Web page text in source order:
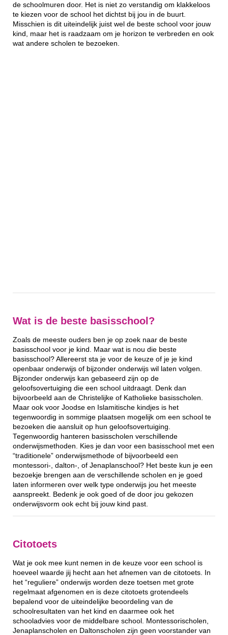
de schoolmuren door. Het is niet zo verstandig om klakkeloos
te kiezen voor de school het dichtst bij jou in de buurt.
Misschien is dit uiteindelijk juist wel de beste school voor jouw
kind, maar het is raadzaam om je horizon te verbreden en ook
wat andere scholen te bezoeken.
Wat is de beste basisschool?
Zoals de meeste ouders ben je op zoek naar de beste
basisschool voor je kind. Maar wat is nou die beste
basisschool? Allereerst sta je voor de keuze of je je kind
openbaar onderwijs of bijzonder onderwijs wil laten volgen.
Bijzonder onderwijs kan gebaseerd zijn op de
geloofsovertuiging die een school uitdraagt. Denk dan
bijvoorbeeld aan de Christelijke of Katholieke basisscholen.
Maar ook voor Joodse en Islamitische kindjes is het
tegenwoordig in sommige plaatsen mogelijk om een school te
bezoeken die aansluit op hun geloofsovertuiging.
Tegenwoordig hanteren basisscholen verschillende
onderwijsmethoden. Kies je dan voor een basisschool met een
“traditionele” onderwijsmethode of bijvoorbeeld een
montessori-, dalton-, of Jenaplanschool? Het beste kun je een
bezoekje brengen aan de verschillende scholen en je goed
laten informeren over welk type onderwijs jou het meeste
aanspreekt. Bedenk je ook goed of de door jou gekozen
onderwijsvorm ook echt bij jouw kind past.
Citotoets
Wat je ook mee kunt nemen in de keuze voor een school is
hoeveel waarde jij hecht aan het afnemen van de citotoets. In
het “reguliere” onderwijs worden deze toetsen met grote
regelmaat afgenomen en is deze citotoets grotendeels
bepalend voor de uiteindelijke beoordeling van de
schoolresultaten van het kind en daarmee ook het
schooladvies voor de middelbare school. Montessorischolen,
Jenaplanscholen en Daltonscholen zijn geen voorstander van